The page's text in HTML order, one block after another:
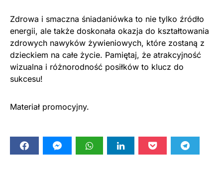
Zdrowa i smaczna śniadaniówka to nie tylko źródło
energii, ale także doskonała okazja do kształtowania
zdrowych nawyków żywieniowych, które zostaną z
dzieckiem na całe życie. Pamiętaj, że atrakcyjność
wizualna i różnorodność posiłków to klucz do
sukcesu!
Materiał promocyjny.